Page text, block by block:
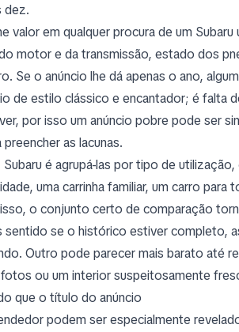
dez.
valor em qualquer procura de um
motor e da transmissão, estado dos
Se o anúncio lhe dá apenas o ano,
de estilo clássico e encantador; é falta
por isso um anúncio pobre pode ser
as lacunas.
é agrupá-las por tipo de
uma carrinha familiar, um carro
o conjunto certo de comparação
sentido se o histórico estiver completo,
Outro pode parecer mais barato até
ou um interior suspeitosamente
que o título do anúncio
podem ser especialmente